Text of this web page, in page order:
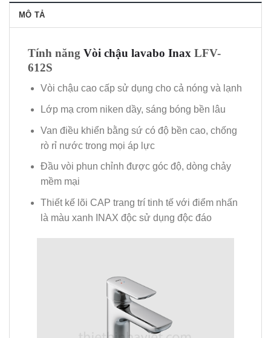
MÔ TẢ
Tính năng Vòi chậu lavabo Inax LFV-
612S
Vòi chậu cao cấp sử dụng cho cả nóng và lạnh
Lớp mạ crom niken dầy, sáng bóng bền lâu
Van điều khiển bằng sứ có độ bền cao, chống
rò rỉ nước trong mọi áp lực
Đầu vòi phun chỉnh được góc độ, dòng chảy
mềm mại
Thiết kế lõi CAP trang trí tinh tế với điểm nhấn
là màu xanh INAX độc sử dụng độc đáo